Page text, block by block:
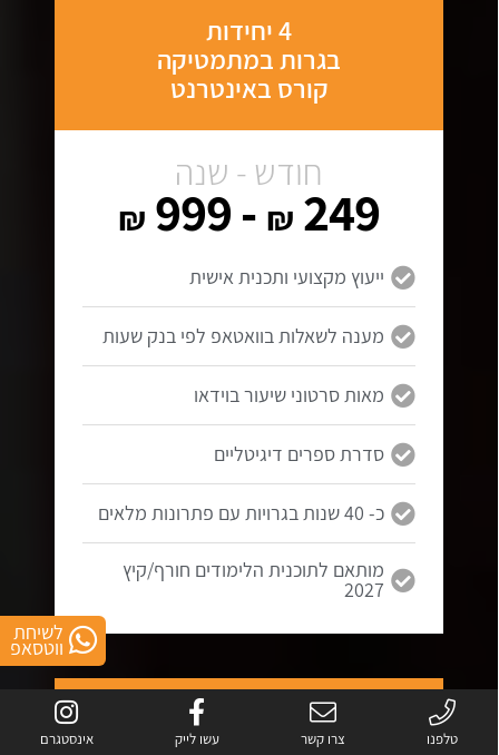
4 יחידות
בגרות במתמטיקה
קורס באינטרנט
חודש - שנה
249
₪
- 999
₪
ייעוץ מקצועי ותכנית אישית
מענה לשאלות בוואטאפ לפי בנק שעות
מאות סרטוני שיעור בוידאו
סדרת ספרים דיגיטליים
כ- 40 שנות בגרויות עם פתרונות מלאים
מותאם לתוכנית הלימודים חורף/קיץ
2027
בגרות במתמטיקה
לשיחת
ווטסאפ
טלפנו צרו קשר עשו לייק אינסטגרם